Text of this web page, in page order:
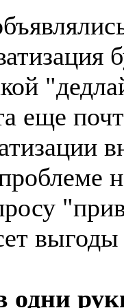
еще
одни